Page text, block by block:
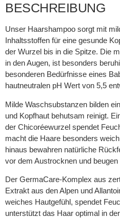
BESCHREIBUNG
Unser Haarshampoo sorgt mit
Inhaltsstoffen für eine gesunde
der Wurzel bis in die Spitze. Die
in den Augen, ist besonders
besonderen Bedürfnisse eines
hautneutralen pH Wert von 5,5
Milde Waschsubstanzen bilden
und Kopfhaut behutsam reinigt.
der Chicoréewurzel spendet
macht die Haare besonders
hinaus bewahren natürliche
vor dem Austrocknen und beugen
Der GermaCare-Komplex aus
Extrakt aus den Alpen und
weiches Hautgefühl, spendet
unterstützt das Haar optimal in